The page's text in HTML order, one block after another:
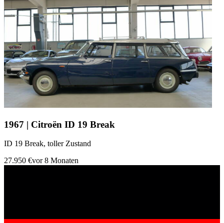
1967 | Citroën ID 19 Break
ID 19 Break, toller Zustand
27.950 €vor 8 Monaten